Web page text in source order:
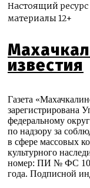
Настоящий
материалы 12+
известия
Газета
зарегистрирована
федеральному
по надзору за
в сфере массовых
культурного
номер: ПИ № ФС 10
года. Подписной